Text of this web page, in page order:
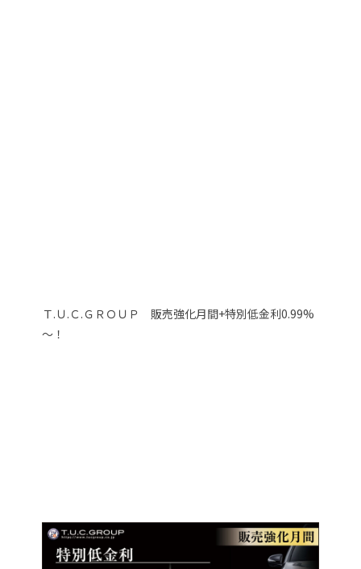
Ｔ.Ｕ.Ｃ.ＧＲＯＵＰ 販売強化月間+特別低金利0.99%
～！